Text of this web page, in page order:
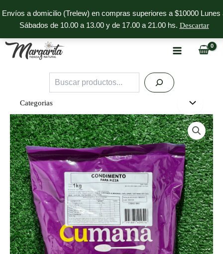
Envíos a domicilio (Trelew) en compras superiores a $10000 Lunes
Sábados de 10.00 a 13.00 y de 17.00 a 21.00 hs. Descartar
al
contenido
Buscar
Categorias
Condimento
para
pizza
Cumana
1kg
cantidad